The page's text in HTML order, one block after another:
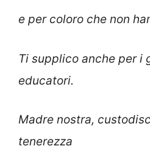
e per coloro che non
Ti supplico anche per i
educatori.
Madre nostra,
tenerezza